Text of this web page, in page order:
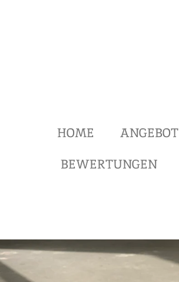
HOME ANGEBOT
BEWERTUNGEN